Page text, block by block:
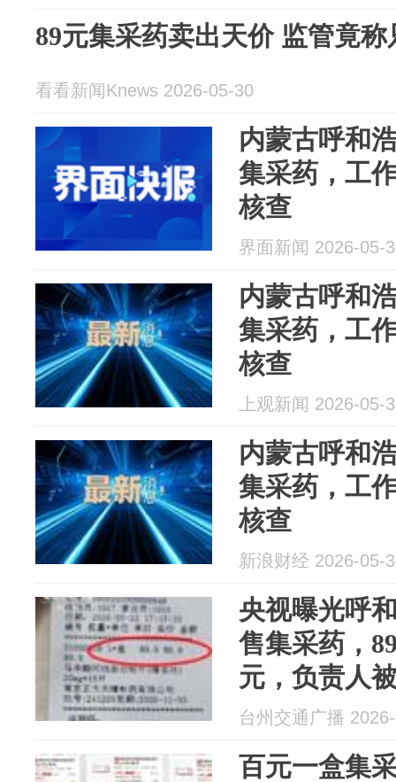
89元集采药卖出天价 监管竟
看看新闻Knews 2026-05-30
内蒙古呼和
集采药，工
核查
界面新闻 2026-05-
内蒙古呼和
集采药，工
核查
上观新闻 2026-05-
内蒙古呼和
集采药，工
核查
新浪财经 2026-05-
央视曝光呼
售集采药，
元，负责人
新回应：该
不过暂时缺
台州交通广播
百元一盒集